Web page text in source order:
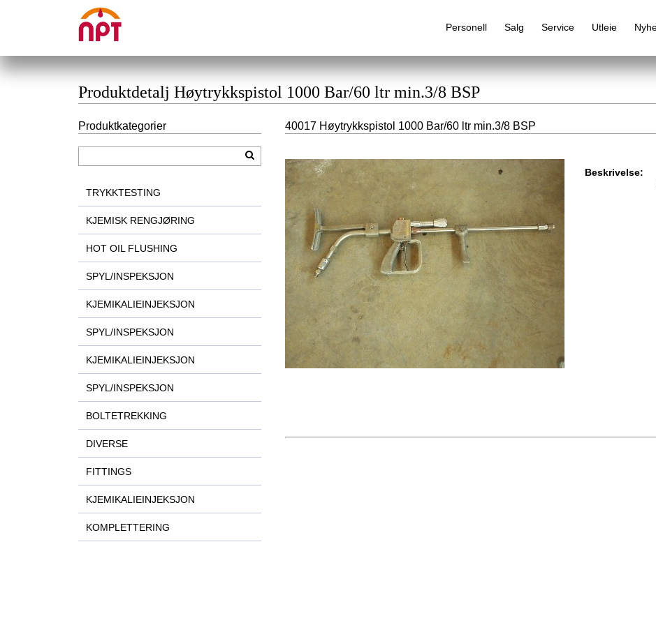
Personell Salg Service Utleie
Alfabetisk produktregister
Produktdetalj Høytrykkspistol 1000 Bar/60 ltr min.3/8 BSP
40017 Høytrykkspistol 1000 Bar/60 ltr min.3/8 BSP
Beskrivelse:
Produktkategorier
TRYKKTESTING
KJEMISK RENGJØRING
HOT OIL FLUSHING
SPYL/INSPEKSJON
KJEMIKALIEINJEKSJON
SPYL/INSPEKSJON
KJEMIKALIEINJEKSJON
SPYL/INSPEKSJON
BOLTETREKKING
DIVERSE
FITTINGS
KJEMIKALIEINJEKSJON
KOMPLETTERING